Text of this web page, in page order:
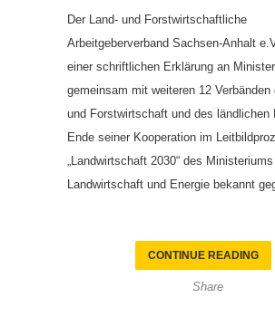
Der Land- und Forstwirtschaftliche
Arbeitgeberverband Sachsen-Anhalt
einer schriftlichen Erklärung an
gemeinsam mit weiteren 12 Verbänden
und Forstwirtschaft und des ländlichen
Ende seiner Kooperation im
„Landwirtschaft 2030“ des
Landwirtschaft und Energie bekannt
CONTINUE READING
Share